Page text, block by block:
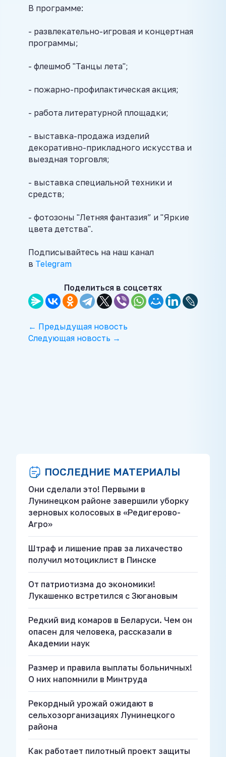
В программе:
- развлекательно-игровая и концертная
программы;
- флешмоб "Танцы лета";
- пожарно-профилактическая акция;
- работа литературной площадки;
- выставка-продажа изделий
декоративно-прикладного искусства и
выездная торговля;
- выставка специальной техники и
средств;
- фотозоны "Летняя фантазия” и "Яркие
цвета детства".
Подписывайтесь на наш канал
в Telegram
Поделиться в соцсетях
← Предыдущая новость
Следующая новость →
ПОСЛЕДНИЕ МАТЕРИАЛЫ
Они сделали это! Первыми в
Лунинецком районе завершили уборку
зерновых колосовых в «Редигерово-
Агро»
Штраф и лишение прав за лихачество
получил мотоциклист в Пинске
От патриотизма до экономики!
Лукашенко встретился с Зюгановым
Редкий вид комаров в Беларуси. Чем он
опасен для человека, рассказали в
Академии наук
Размер и правила выплаты больничных!
О них напомнили в Минтруда
Рекордный урожай ожидают в
сельхозорганизациях Лунинецкого
района
Как работает пилотный проект защиты